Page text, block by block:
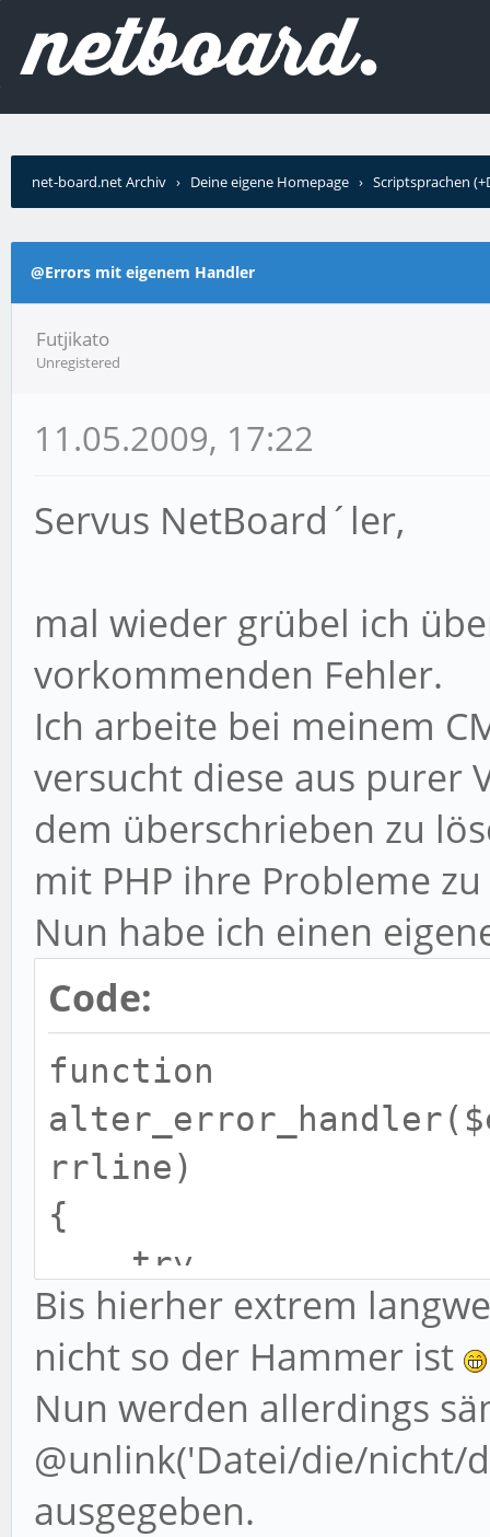
net-board.net Archiv › Deine eigene Homepage › Scriptsprachen
@Errors mit eigenem Handler
Futjikato
Unregistered
11.05.2009, 17:22
Servus NetBoard´ler,
mal wieder grübel ich
vorkommenden Fehler.
Ich arbeite bei meinem
versucht diese aus purer
dem überschrieben zu
mit PHP ihre Probleme
Nun habe ich einen
Code:
function
rrline)
{
try
{
echo'<div
Bis hierher extrem
nicht so der Hammer ist
Nun werden allerdings
@unlink('Datei/die/nicht/
ausgegeben.